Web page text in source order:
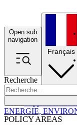
Open sub
navigation
Recherche
POLICY AREAS
Français
ENERGIE,